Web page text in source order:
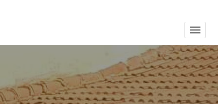
Toggle